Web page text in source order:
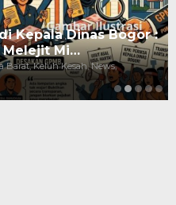
Kepala Dinas Bogor :
Melejit Mi…
Barat, Keluh Kesah, News,